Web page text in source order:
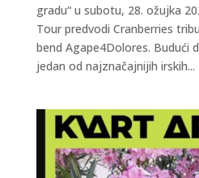
gradu“ u subotu, 28. ožujka
Tour predvodi Cranberries
bend Agape4Dolores. Budući
jedan od najznačajnijih irskih...